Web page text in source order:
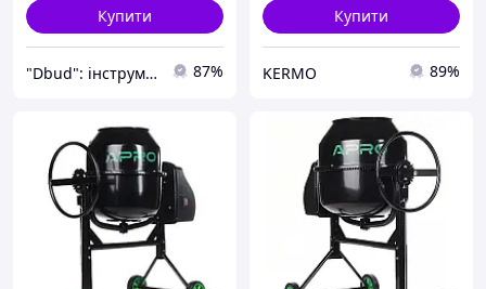
Купити
"Dbud": інструменти та побутова техніка для Вас! 87%
Купити
KERMO 89%